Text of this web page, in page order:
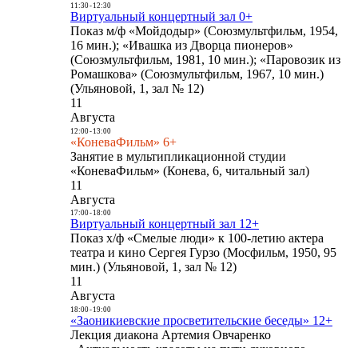
11:30- 12:30
Виртуальный концертный зал 0+
Показ м/ф «Мойдодыр» (Союзмультфильм, 1954,
16 мин.); «Ивашка из Дворца пионеров»
(Союзмультфильм, 1981, 10 мин.); «Паровозик из
Ромашкова» (Союзмультфильм, 1967, 10 мин.)
(Ульяновой, 1, зал № 12)
11
Августа
12:00- 13:00
«КоневаФильм» 6+
Занятие в мультипликационной студии
«КоневаФильм» (Конева, 6, читальный зал)
11
Августа
17:00- 18:00
Виртуальный концертный зал 12+
Показ х/ф «Смелые люди» к 100-летию актера
театра и кино Сергея Гурзо (Мосфильм, 1950, 95
мин.) (Ульяновой, 1, зал № 12)
11
Августа
18:00- 19:00
«Заоникиевские просветительские беседы» 12+
Лекция диакона Артемия Овчаренко